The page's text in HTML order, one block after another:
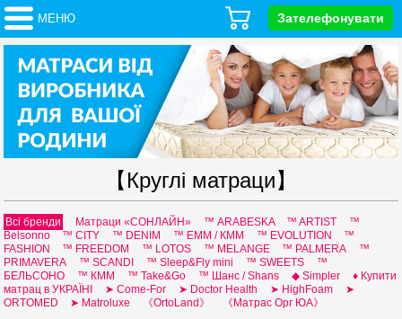
МЕНЮ Зателефонувати
【Круглі матраци】
Всі бренди Матраци «СОНЛАЙН» ™ ARABESKA ™ ARTIST
™
Belsonno
™ CITY ™ DENIM ™ EMM / КММ ™ EVOLUTION
™
FASHION
™ FREEDOM ™ LOTOS ™ MELANGE ™ PALMERA
™
PRIMAVERA
™ SCANDI ™ Sleep&Fly mini ™ SWEETS
™
БЕЛЬСОНО
™ КММ ™ Таke&Go ™ Шанс / Shans ◆ Simpler
♦ Купити
матрац в УКРАЇНІ
➤ Come-For ➤ Doctor Health ➤ HighFoam
➤
ORTOMED
➤ Мatroluxe 《OrtoLand》
《Матрас Орг ЮА》